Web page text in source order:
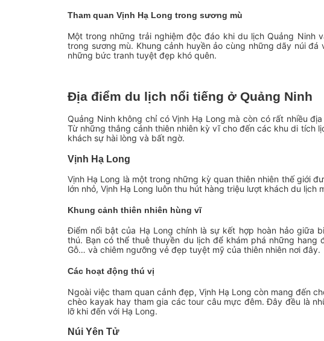
Tham quan Vịnh Hạ Long trong sương mù
Một trong những trải nghiệm độc đáo khi du lịch Quảng Ninh
trong sương mù. Khung cảnh huyền ảo cùng những dãy núi
những bức tranh tuyệt đẹp khó quên.
Địa điểm du lịch nổi tiếng ở Quảng Ninh
Quảng Ninh không chỉ có Vịnh Hạ Long mà còn có rất nhiều
Từ những thắng cảnh thiên nhiên kỳ vĩ cho đến các khu di tích
khách sự hài lòng và bất ngờ.
Vịnh Hạ Long
Vịnh Hạ Long là một trong những kỳ quan thiên nhiên thế giới
lớn nhỏ, Vịnh Hạ Long luôn thu hút hàng triệu lượt khách du lịch
Khung cảnh thiên nhiên hùng vĩ
Điểm nổi bật của Hạ Long chính là sự kết hợp hoàn hảo giữa
thú. Bạn có thể thuê thuyền du lịch để khám phá những hang
Gỗ… và chiêm ngưỡng vẻ đẹp tuyệt mỹ của thiên nhiên nơi đây.
Các hoạt động thú vị
Ngoài việc tham quan cảnh đẹp, Vịnh Hạ Long còn mang đến
chèo kayak hay tham gia các tour câu mực đêm. Đây đều là
lỡ khi đến với Hạ Long.
Núi Yên Tử